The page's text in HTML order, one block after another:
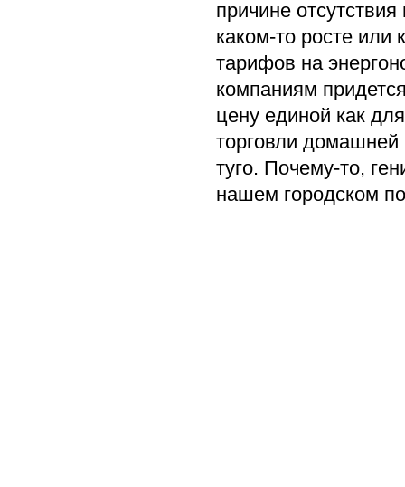
причине
каком-то росте
тарифов на
компаниям
цену единой как
торговли
туго. Почему-то,
нашем городском